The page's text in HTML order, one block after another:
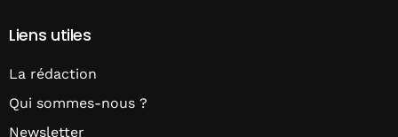
Liens utiles
La rédaction
Qui sommes-nous ?
Newsletter